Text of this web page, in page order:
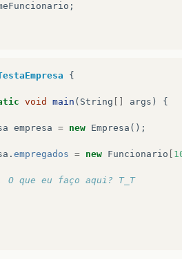
;
{
void main ( String args ) {
empresa = new Empresa ();
. empregados = new Funcionario
que eu faço aqui? T_T